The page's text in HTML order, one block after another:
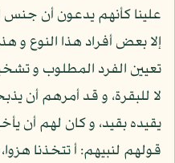
علينا كأنهم يدعون أن جنس
إلا بعض أفراد هذا النوع و
تعيين الفرد المطلوب و
لا للبقرة، و قد أمرهم أن
يقيده بقيد، و كان لهم أن
قولهم لنبيهم: أ تتخذنا